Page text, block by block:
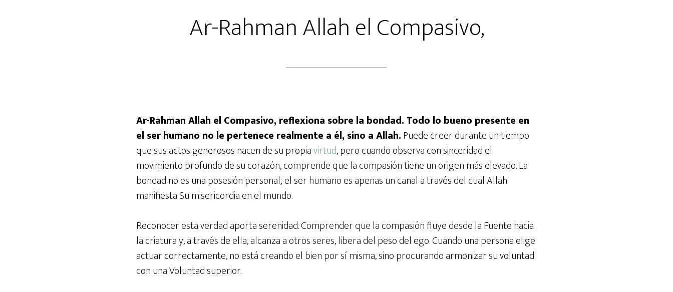
Ar-Rahman Allah el Compasivo,
Ar-Rahman Allah el Compasivo, reflexiona sobre la bondad. Todo lo bueno presente en
el ser humano no le pertenece realmente a él, sino a Allah.Puede creer durante un tiempo
que sus actos generosos nacen de su propiavirtud, pero cuando observa con sinceridad el
movimiento profundo de su corazón, comprende que la compasión tiene un origen más elevado. La
bondad no es una posesión personal; el ser humano es apenas un canal a través del cual Allah
manifiesta Su misericordia en el mundo.
Reconocer esta verdad aporta serenidad. Comprender que la compasión fluye desde la Fuente hacia
la criatura y, a través de ella, alcanza a otros seres, libera del peso del ego. Cuando una persona elige
actuar correctamente, no está creando el bien por sí misma, sino procurando armonizar su voluntad
con una Voluntad superior.